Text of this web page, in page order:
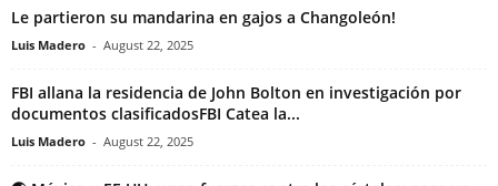
Le partieron su mandarina en gajos a Changoleón!
Luis Madero - August 22, 2025
FBI allana la residencia de John Bolton en investigación por
documentos clasificadosFBI Catea la...
Luis Madero - August 22, 2025